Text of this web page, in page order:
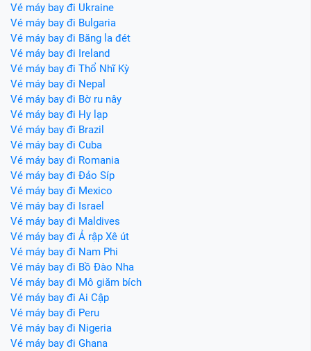
Vé máy bay đi Ukraine
Vé máy bay đi Bulgaria
Vé máy bay đi Băng la đét
Vé máy bay đi Ireland
Vé máy bay đi Thổ Nhĩ Kỳ
Vé máy bay đi Nepal
Vé máy bay đi Bờ ru nây
Vé máy bay đi Hy lạp
Vé máy bay đi Brazil
Vé máy bay đi Cuba
Vé máy bay đi Romania
Vé máy bay đi Đảo Síp
Vé máy bay đi Mexico
Vé máy bay đi Israel
Vé máy bay đi Maldives
Vé máy bay đi Ả rập Xê út
Vé máy bay đi Nam Phi
Vé máy bay đi Bồ Đào Nha
Vé máy bay đi Mô giăm bích
Vé máy bay đi Ai Cập
Vé máy bay đi Peru
Vé máy bay đi Nigeria
Vé máy bay đi Ghana